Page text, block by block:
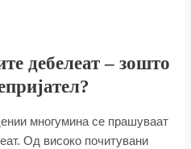
дебелеат – зошто
многумина се прашуваат
Од високо почитувани